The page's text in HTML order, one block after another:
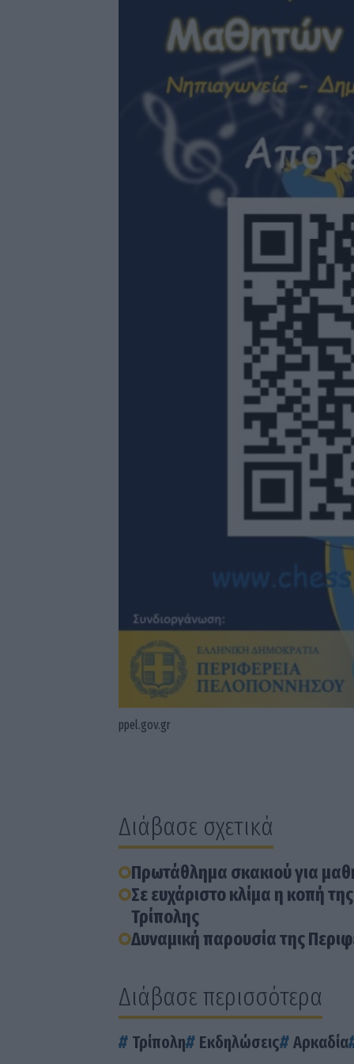
ppel.gov.gr
Διάβασε σχετικά
Πρωτάθλημα σκακιού για
Σε ευχάριστο κλίμα η κοπή
Τρίπολης
Δυναμική παρουσία της
Διάβασε περισσότερα
Τρίπολη Εκδηλώσεις Αρκαδία